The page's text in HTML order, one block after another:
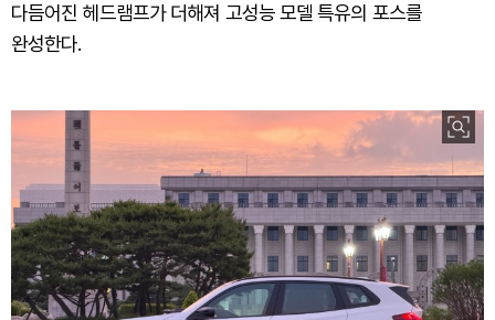
다듬어진 헤드램프가 더해져 고성능 모델 특유의 포스를
완성한다.